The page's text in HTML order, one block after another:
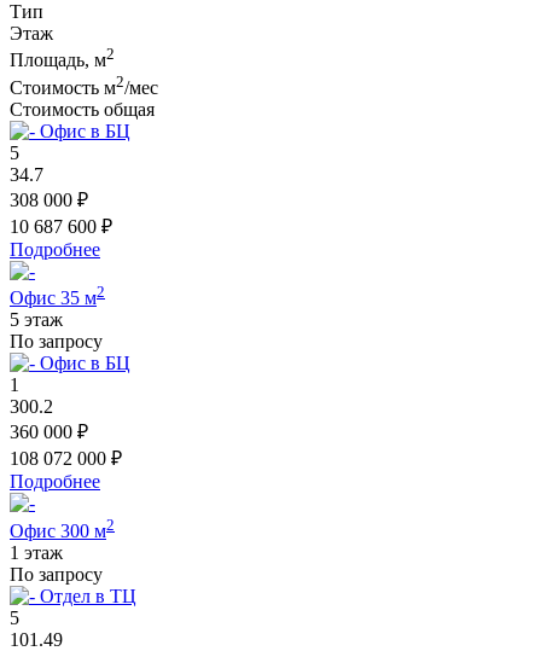
Тип
Этаж
Площадь, м2
Стоимость м2/мес
Стоимость общая
Офис в БЦ
5
34.7
308 000 ₽
10 687 600 ₽
Подробнее
Офис 35 м2
5 этаж
По запросу
Офис в БЦ
1
300.2
360 000 ₽
108 072 000 ₽
Подробнее
Офис 300 м2
1 этаж
По запросу
Отдел в ТЦ
5
101.49